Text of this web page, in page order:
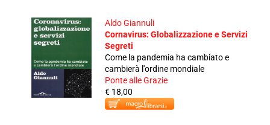
Aldo Giannuli
Cornavirus: Globalizzazione e Servizi
Segreti
Come la pandemia ha cambiato e
cambierà l'ordine mondiale
Ponte alle Grazie
€ 18,00